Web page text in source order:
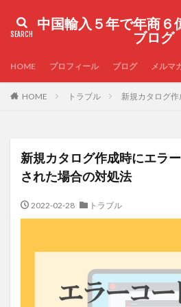
中国輸入５年で年商６
ブログ
HOME プロフィール ブログ メルマ
HOME トラブル 新規カタログ
新規カタログ作成時にエラ
された場合の対処法
2022-02-28 トラブル